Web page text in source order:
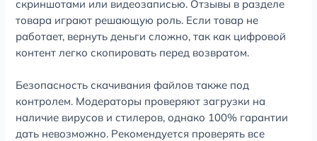
скриншотами или видеозаписью. Отзывы в разделе
товара играют решающую роль. Если товар не
работает, вернуть деньги сложно, так как цифровой
контент легко скопировать перед возвратом.
Безопасность скачивания файлов также под
контролем. Модераторы проверяют загрузки на
наличие вирусов и стилеров, однако 100% гарантии
дать невозможно. Рекомендуется проверять все